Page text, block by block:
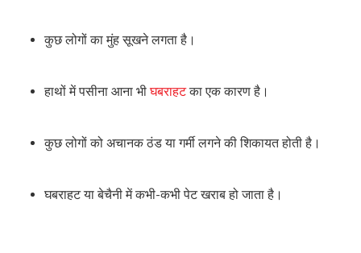
कुछ लोगों का मुंह सूखने लगता है।
हाथों में पसीना आना भीघबराहटका एक कारण है।
कुछ लोगों को अचानक ठंड या गर्मी लगने की शिकायत होती है।
घबराहट या बेचैनी में कभी-कभी पेट खराब हो जाता है।